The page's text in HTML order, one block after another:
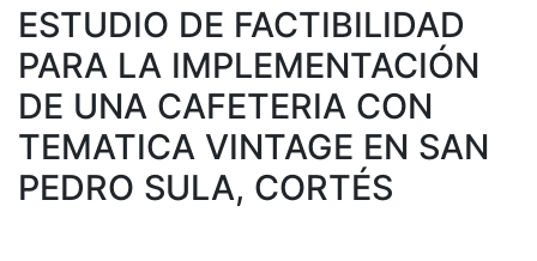
Statistics
ESTUDIO DE FACTIBILIDAD
PARA LA IMPLEMENTACIÓN
DE UNA CAFETERIA CON
TEMATICA VINTAGE EN SAN
PEDRO SULA, CORTÉS